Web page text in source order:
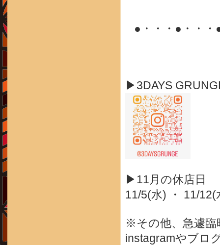
●・・・●・・
▶3DAYS
▶11月の休店日
11/5(水) ・ 11/
※その他、急遽臨
instagramやブロ